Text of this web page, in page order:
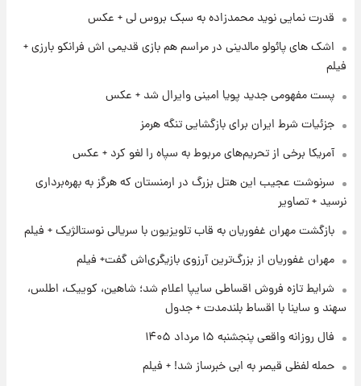
زمان پخش «مرد سه هزار چهره» مشخص شد
کار استقلال و رامین رضاییان رسما تمام شد +
عکس / خداحافظی صمیمانه آبی ها با رامین!
۱ روز پیش
آتش اختلاف در اینستاگرام؛ تمجید از حردانی به
مذاق رضاییان خوش نیامد+عکس
۱ روز پیش
۱۲۹۰ شمسی
قدرت نمایی نوید محمدزاده به سبک بروس لی + عکس
اشک های پائولو مالدینی در مراسم هم بازی قدیمی اش فرانکو بارزی +
فیلم
پست مفهومی جدید پویا امینی وایرال شد + عکس
جزئیات شرط ایران برای بازگشایی تنگه هرمز
آمریکا برخی از تحریم‌های مربوط به سپاه را لغو کرد + عکس
سرنوشت عجیب این هتل بزرگ در ارمنستان که هرگز به بهره‌برداری
نرسید + تصاویر
بازگشت مهران غفوریان به قاب تلویزیون با سریالی نوستالژیک + فیلم
مهران غفوریان از بزرگ‌ترین آرزوی بازیگری‌اش گفت+ فیلم
شرایط تازه فروش اقساطی سایپا اعلام شد؛ شاهین، کوییک، اطلس،
سهند و ساینا با اقساط بلندمدت + جدول
فال روزانه واقعی پنجشنبه ۱۵ مرداد ۱۴۰۵
حمله لفظی قیصر به ابی خبرساز شد! + فیلم